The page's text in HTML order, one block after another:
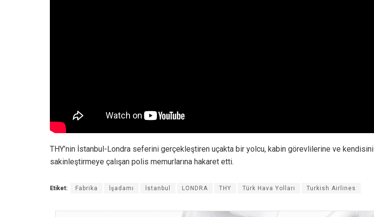
THY’nin İstanbul-Londra seferini gerçekleştiren uçakta bir yolcu, kabin görevlilerine ve kendisini
sakinleştirmeye çalışan polis memurlarına hakaret etti.
Etiket: Fabrika İşadamı İstanbul LONDRA THY Türk Hava Yolları Turkish Airlines